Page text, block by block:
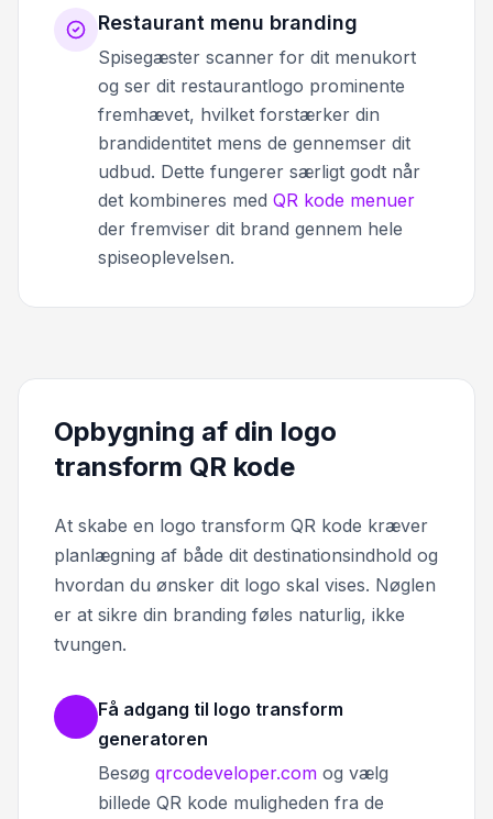
Restaurant menu branding
Spisegæster scanner for dit menukort
og ser dit restaurantlogo prominente
fremhævet, hvilket forstærker din
brandidentitet mens de gennemser dit
udbud. Dette fungerer særligt godt når
det kombineres med QR kode menuer
der fremviser dit brand gennem hele
spiseoplevelsen.
Opbygning af din logo
transform QR kode
At skabe en logo transform QR kode kræver
planlægning af både dit destinationsindhold og
hvordan du ønsker dit logo skal vises. Nøglen
er at sikre din branding føles naturlig, ikke
tvungen.
Få adgang til logo transform
generatoren
Besøg qrcodeveloper.com og vælg
billede QR kode muligheden fra de